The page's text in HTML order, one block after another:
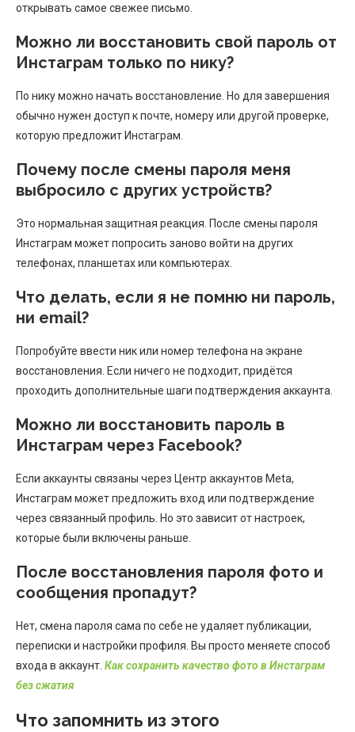
открывать самое свежее письмо.
Можно ли восстановить свой пароль от
Инстаграм только по нику?
По нику можно начать восстановление. Но для завершения
обычно нужен доступ к почте, номеру или другой проверке,
которую предложит Инстаграм.
Почему после смены пароля меня
выбросило с других устройств?
Это нормальная защитная реакция. После смены пароля
Инстаграм может попросить заново войти на других
телефонах, планшетах или компьютерах.
Что делать, если я не помню ни пароль,
ни email?
Попробуйте ввести ник или номер телефона на экране
восстановления. Если ничего не подходит, придётся
проходить дополнительные шаги подтверждения аккаунта.
Можно ли восстановить пароль в
Инстаграм через Facebook?
Если аккаунты связаны через Центр аккаунтов Meta,
Инстаграм может предложить вход или подтверждение
через связанный профиль. Но это зависит от настроек,
которые были включены раньше.
После восстановления пароля фото и
сообщения пропадут?
Нет, смена пароля сама по себе не удаляет публикации,
переписки и настройки профиля. Вы просто меняете способ
входа в аккаунт. Как сохранить качество фото в Инстаграм
без сжатия
Что запомнить из этого